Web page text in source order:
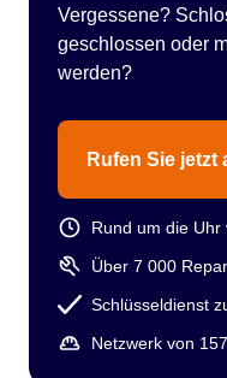
Vergessene?
geschlossen oder
werden?
Rufen Sie jetzt
Rund um die Uhr
Über 7 000
Schlüsseldienst
Netzwerk von